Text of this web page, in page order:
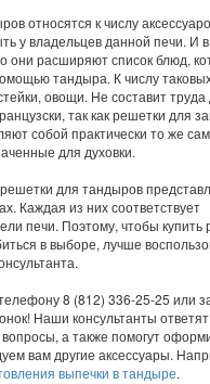
относятся к числу
у владельцев данной печи. И
они расширяют список блюд,
тандыра. К числу
овощи. Не составит труда
так как решетки для
собой практически то же
для духовки.
для тандыров
Каждая из них соответствует
печи. Поэтому, чтобы купить
в выборе, лучше
8 (812) 336-25-25 или
Наши консультанты
а также помогут
вам другие аксессуары.
выпечки в тандыре.